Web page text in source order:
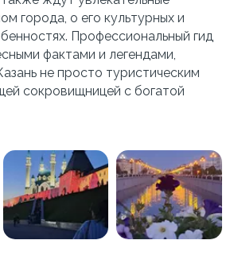
города, о его культурных и
Профессиональный гид
фактами и легендами,
не просто туристическим
сокровищницей с богатой